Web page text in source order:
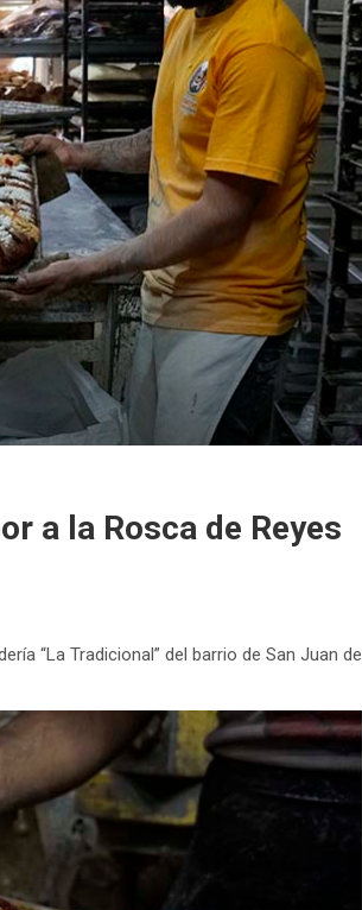
a la Rosca de Reyes
“La Tradicional” del barrio de San Juan de